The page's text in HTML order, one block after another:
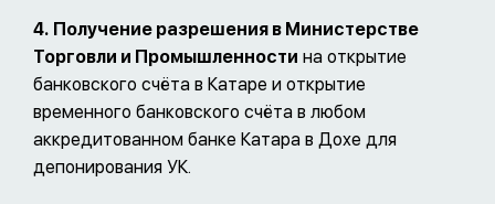
4. Получение разрешения в Министерстве
Торговли и Промышленности на открытие
банковского счёта в Катаре и открытие
временного банковского счёта в любом
аккредитованном банке Катара в Дохе для
депонирования УК.